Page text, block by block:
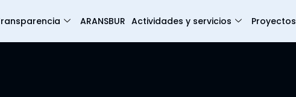
ARANSBUR Actividades y servicios Proyectos